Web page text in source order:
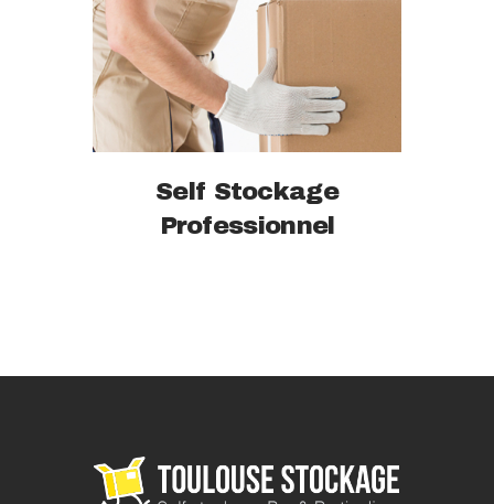
Self Stockage
Professionnel